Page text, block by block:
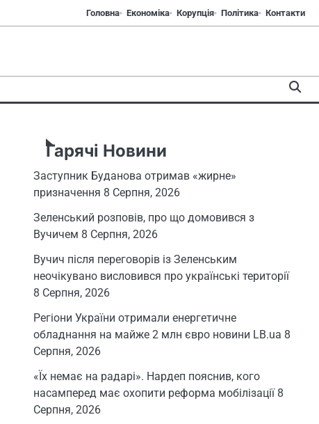
Головна Економіка Корупція Політика Контакти
Гарячі Новини
Заступник Буданова отримав «жирне»
призначення 8 Серпня, 2026
Зеленський розповів, про що домовився з
Вучичем 8 Серпня, 2026
Вучич після переговорів із Зеленським
неочікувано висловився про українські території
8 Серпня, 2026
Регіони України отримали енергетичне
обладнання на майже 2 млн євро новини LB.ua 8
Серпня, 2026
«Їх немає на радарі». Нардеп пояснив, кого
насамперед має охопити реформа мобілізації 8
Серпня, 2026